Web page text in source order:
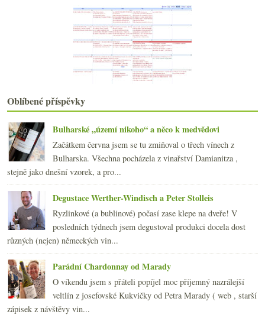
Degustace Bordeaux En Primeur 2011
Vinařství roku, daň, biobludný balvan, vesmírná wh...
Pustý ostrov s výběrem lahví, knih a hudby
Velikonoční vinná potěšení třech barev
Výsledky ankety „Průvodce Michelin při hledání res...
Grand Cru, Xantho & Pivo a párek
Bordeaux starých výsadeb & den Malbecu
Nejlepší víno z výletu do Burgundska
Jura zběžně v několika fotografiích
Zweigelt od Mádla a pár drobností
► března
►února
ledna
►2011(252)
2010 (249)
►2009(249)
►2008(270)
►2007(108)
Oblíbené příspěvky
Bulharské „území nikoho“ a něco k medvědovi
Začátkem června jsem se tu zmiňoval o třech vínech z
Bulharska. Všechna pocházela z vinařství Damianitza ,
stejně jako dnešní vzorek, a pro...
Degustace Werther-Windisch a Peter Stolleis
Ryzlinkové (a bublinové) počasí zase klepe na dveře! V
posledních týdnech jsem degustoval produkci docela dost
různých (nejen) německých vin...
Parádní Chardonnay od Marady
O víkendu jsem s přáteli popíjel moc příjemný nazrálejší
veltlín z josefovské Kukvičky od Petra Marady ( web , starší
zápisek z návštěvy vin...